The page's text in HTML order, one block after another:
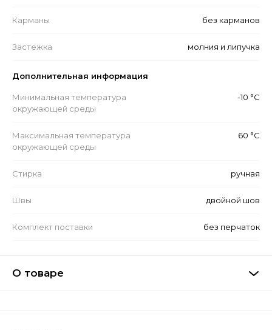
Карманы без карманов
Застежка молния и липучка
Дополнительная информация
Минимальная температура
окружающей среды
-10 °С
Максимальная температура
окружающей среды
60 °С
Стирка ручная
Швы двойной шов
Комплект поставки без перчаток
О товаре